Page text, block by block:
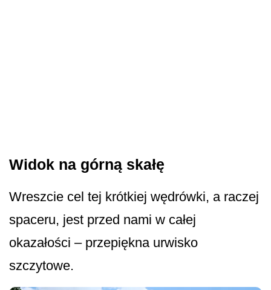
Widok na górną skałę
Wreszcie cel tej krótkiej wędrówki, a raczej
spaceru, jest przed nami w całej
okazałości – przepiękna urwisko
szczytowe.